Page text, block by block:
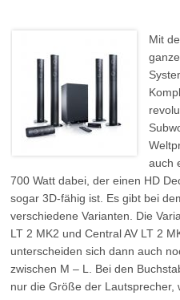
Mit
auch
700 Watt dabei, der einen HD
sogar 3D-fähig ist. Es gibt bei
verschiedene Varianten. Die
LT 2 MK2 und Central AV LT 2
unterscheiden sich dann auch
zwischen M – L. Bei den
nur die Größe der Lautsprecher,